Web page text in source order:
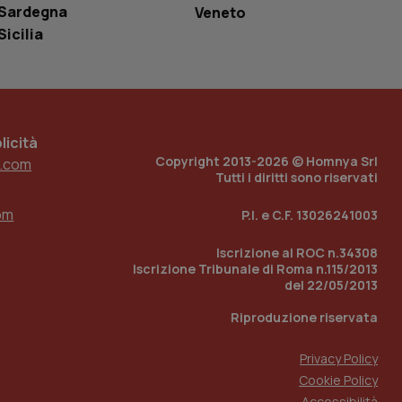
Veneto
Copyright 2013-2026 © Homnya Srl
Tutti i diritti sono riservati
P.I. e C.F. 13026241003
Iscrizione al ROC n.34308
Iscrizione Tribunale di Roma n.115/2013
del 22/05/2013
Riproduzione riservata
Privacy Policy
Cookie Policy
traccia
dell’esperienza
con identity